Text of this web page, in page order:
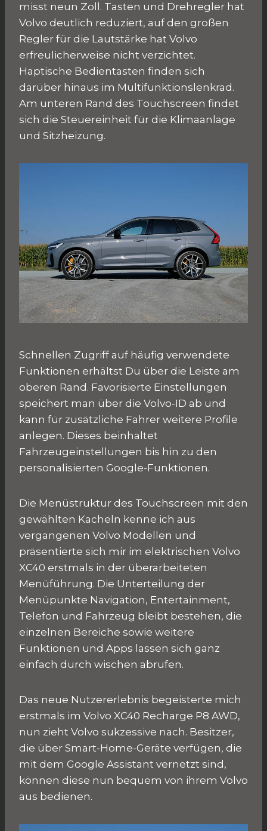
misst neun Zoll. Tasten und Drehregler hat
Volvo deutlich reduziert, auf den großen
Regler für die Lautstärke hat Volvo
erfreulicherweise nicht verzichtet.
Haptische Bedientasten finden sich
darüber hinaus im Multifunktionslenkrad.
Am unteren Rand des Touchscreen findet
sich die Steuereinheit für die Klimaanlage
und Sitzheizung.
Schnellen Zugriff auf häufig verwendete
Funktionen erhältst Du über die Leiste am
oberen Rand. Favorisierte Einstellungen
speichert man über die Volvo-ID ab und
kann für zusätzliche Fahrer weitere Profile
anlegen. Dieses beinhaltet
Fahrzeugeinstellungen bis hin zu den
personalisierten Google-Funktionen.
Die Menüstruktur des Touchscreen mit den
gewählten Kacheln kenne ich aus
vergangenen Volvo Modellen und
präsentierte sich mir im elektrischen Volvo
XC40 erstmals in der überarbeiteten
Menüführung. Die Unterteilung der
Menüpunkte Navigation, Entertainment,
Telefon und Fahrzeug bleibt bestehen, die
einzelnen Bereiche sowie weitere
Funktionen und Apps lassen sich ganz
einfach durch wischen abrufen.
Das neue Nutzererlebnis begeisterte mich
erstmals im Volvo XC40 Recharge P8 AWD,
nun zieht Volvo sukzessive nach. Besitzer,
die über Smart-Home-Geräte verfügen, die
mit dem Google Assistant vernetzt sind,
können diese nun bequem von ihrem Volvo
aus bedienen.